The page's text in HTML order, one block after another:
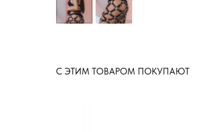
С ЭТИМ ТОВАРОМ ПОКУПАЮТ